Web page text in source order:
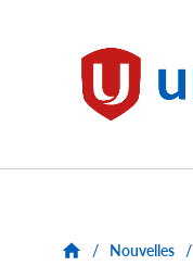
Unifor
/ Nouvelles /